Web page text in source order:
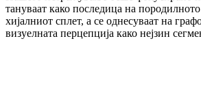
тануваат како последица на
хијалниот сплет, а се од­не­су­ваат на
ви­зуел­ната пер­цеп­ци­ја како неј­зи­н